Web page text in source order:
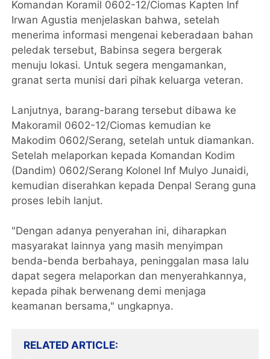
Komandan Koramil 0602-12/Ciomas Kapten Inf
Irwan Agustia menjelaskan bahwa, setelah
menerima informasi mengenai keberadaan bahan
peledak tersebut, Babinsa segera bergerak
menuju lokasi. Untuk segera mengamankan,
granat serta munisi dari pihak keluarga veteran.
Lanjutnya, barang-barang tersebut dibawa ke
Makoramil 0602-12/Ciomas kemudian ke
Makodim 0602/Serang, setelah untuk diamankan.
Setelah melaporkan kepada Komandan Kodim
(Dandim) 0602/Serang Kolonel Inf Mulyo Junaidi,
kemudian diserahkan kepada Denpal Serang guna
proses lebih lanjut.
"Dengan adanya penyerahan ini, diharapkan
masyarakat lainnya yang masih menyimpan
benda-benda berbahaya, peninggalan masa lalu
dapat segera melaporkan dan menyerahkannya,
kepada pihak berwenang demi menjaga
keamanan bersama," ungkapnya.
RELATED ARTICLE